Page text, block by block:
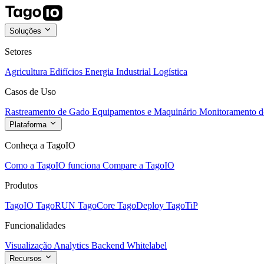
Soluções
Setores
Agricultura Edifícios Energia Industrial Logística
Casos de Uso
Rastreamento de Gado Equipamentos e Maquinário Monitoramento
Plataforma
Conheça a TagoIO
Como a TagoIO funciona Compare a TagoIO
Produtos
TagoIO TagoRUN TagoCore TagoDeploy TagoTiP
Funcionalidades
Visualização Analytics Backend Whitelabel
Recursos